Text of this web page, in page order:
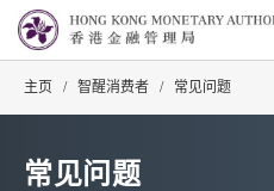
主页 / 智醒消费者 / 常见问题
常见问题